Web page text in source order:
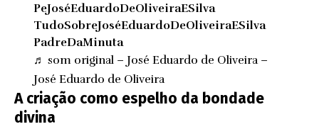
PeJoséEduardoDeOliveiraESilva
TudoSobreJoséEduardoDeOliveiraESilva
PadreDaMinuta
♬ som original – José Eduardo de Oliveira –
José Eduardo de Oliveira
A criação como espelho da bondade
divina